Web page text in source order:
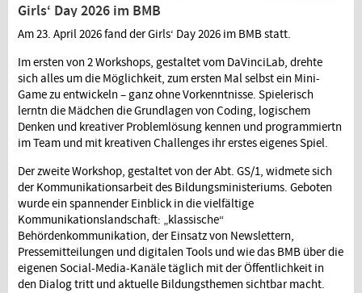
Girls‘ Day 2026 im BMB
Am 23. April 2026 fand der Girls‘ Day 2026 im BMB statt.
Im ersten von 2 Workshops, gestaltet vom DaVinciLab, drehte
sich alles um die Möglichkeit, zum ersten Mal selbst ein Mini-
Game zu entwickeln – ganz ohne Vorkenntnisse. Spielerisch
lerntn die Mädchen die Grundlagen von Coding, logischem
Denken und kreativer Problemlösung kennen und programmiertn
im Team und mit kreativen Challenges ihr erstes eigenes Spiel.
Der zweite Workshop, gestaltet von der Abt. GS/1, widmete sich
der Kommunikationsarbeit des Bildungsministeriums. Geboten
wurde ein spannender Einblick in die vielfältige
Kommunikationslandschaft: „klassische“
Behördenkommunikation, der Einsatz von Newslettern,
Pressemitteilungen und digitalen Tools und wie das BMB über die
eigenen Social-Media-Kanäle täglich mit der Öffentlichkeit in
den Dialog tritt und aktuelle Bildungsthemen sichtbar macht.